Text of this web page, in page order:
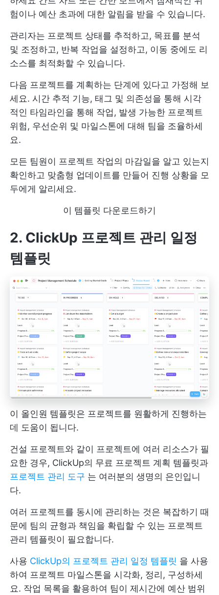
험이나 예산 초과에 대한 알림을 받을 수 있습니다.
관리자는 프로젝트 상태를 추적하고, 목표를 분석
및 조정하고, 반복 작업을 설정하고, 이동 중에도 리
소스를 최적화할 수 있습니다.
다음 프로젝트를 계획하는 단계에 있다고 가정해 보
세요. 시간 추적 기능, 태그 및 의존성을 통해 시각
적인 타임라인을 통해 작업, 발생 가능한 프로젝트
위험, 우선순위 및 마일스톤에 대해 팀을 조율하세
요.
모든 팀원이 프로젝트 작업의 마감일을 알고 있는지
확인하고 맞춤형 업데이트를 만들어 진행 상황을 모
두에게 알리세요.
이 템플릿 다운로드하기
2. ClickUp 프로젝트 관리 일정
템플릿
이 올인원 템플릿은 프로젝트를 원활하게 진행하는
데 도움이 됩니다.
건설 프로젝트와 같이 프로젝트에 여러 리소스가 필
요한 경우, ClickUp의 무료 프로젝트 계획 템플릿과
프로젝트 관리 도구 는 여러분의 생명의 은인입니
다.
여러 프로젝트를 동시에 관리하는 것은 복잡하기 때
문에 팀의 균형과 책임을 확립할 수 있는 프로젝트
관리 템플릿이 필요합니다.
사용 ClickUp의 프로젝트 관리 일정 템플릿 을 사용
하여 프로젝트 마일스톤을 시각화, 정리, 구성하세
요. 작업 목록을 활용하여 팀이 제시간에 예산 범위